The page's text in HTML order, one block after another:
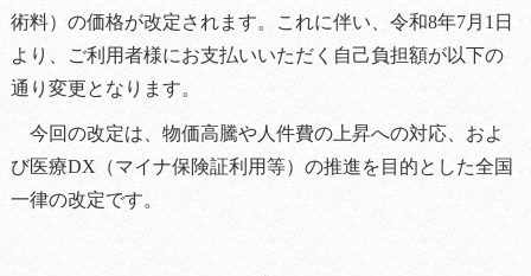
術料）の価格が改定されます。これに伴い、令和8年7月1日
より、ご利用者様にお支払いいただく自己負担額が以下の
通り変更となります。
今回の改定は、物価高騰や人件費の上昇への対応、およ
び医療DX（マイナ保険証利用等）の推進を目的とした全国
一律の改定です。